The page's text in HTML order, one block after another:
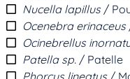
Nucella lapillus/
Ocenebra erinaceus
Ocinebrellus
Patella sp. / Patelle
Phorcus lineatus/